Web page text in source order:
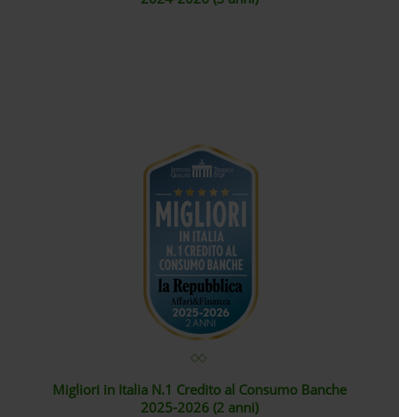
Migliori in Italia N.1 Credito al Consumo Banche
2025-2026 (2 anni)